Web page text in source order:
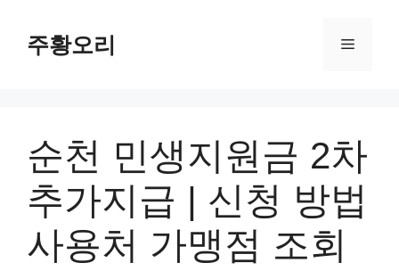
주황오리 Menu
순천 민생지원금 2차
추가지급 | 신청 방법
사용처 가맹점 조회